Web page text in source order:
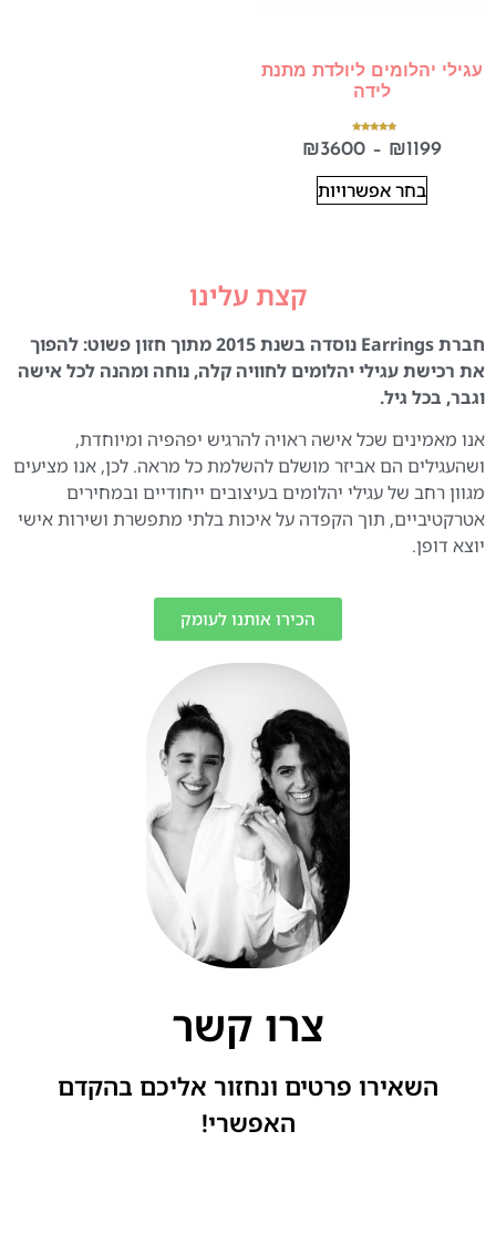
עגילי יהלומים ליולדת מתנת
לידה
5.00
מתוך 5
₪1199
–
₪3600
בחר אפשרויות
קצת עלינו
חברת Earrings נוסדה בשנת 2015 מתוך חזון פשוט: להפוך
את רכישת עגילי יהלומים לחוויה קלה, נוחה ומהנה לכל אישה
וגבר, בכל גיל.
אנו מאמינים שכל אישה ראויה להרגיש יפהפיה ומיוחדת,
ושהעגילים הם אביזר מושלם להשלמת כל מראה. לכן, אנו מציעים
מגוון רחב של עגילי יהלומים בעיצובים ייחודיים ובמחירים
אטרקטיביים, תוך הקפדה על איכות בלתי מתפשרת ושירות אישי
יוצא דופן.
הכירו אותנו לעומק
צרו קשר
השאירו פרטים ונחזור אליכם בהקדם
האפשרי!